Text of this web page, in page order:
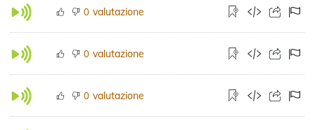
0 valutazione
0 valutazione
0 valutazione